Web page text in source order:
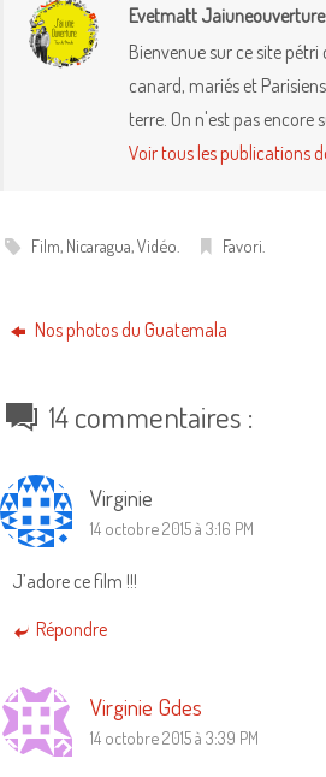
Evetmatt Jaiuneouverture
Bienvenue sur ce site
canard, mariés et
terre. On n'est pas encore
Voir tous les publications
Film, Nicaragua,Vidéo Favori
Nos photos du Guatemala
14 commentaires :
Virginie
14 octobre 2015 à 3:16 PM
J’adore ce film !!!
Répondre
Virginie Gdes
14 octobre 2015 à 3:39 PM